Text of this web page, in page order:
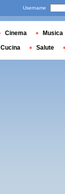
Username
Cinema Musica
Cucina Salute